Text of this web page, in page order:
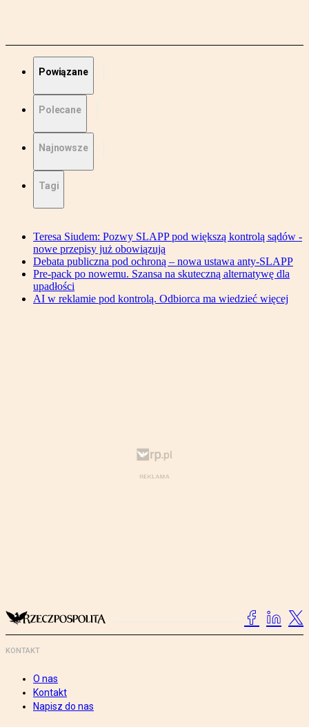
Powiązane
Polecane
Najnowsze
Tagi
Teresa Siudem: Pozwy SLAPP pod większą kontrolą sądów -
nowe przepisy już obowiązują
Debata publiczna pod ochroną – nowa ustawa anty-SLAPP
Pre-pack po nowemu. Szansa na skuteczną alternatywę dla
upadłości
AI w reklamie pod kontrolą. Odbiorca ma wiedzieć więcej
KONTAKT
O nas
Kontakt
Napisz do nas